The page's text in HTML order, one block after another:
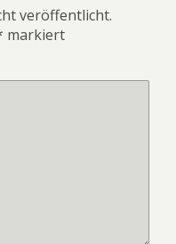
veröffentlicht.
markiert